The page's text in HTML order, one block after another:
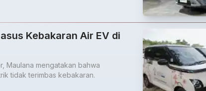
Kebakaran Air EV di
Maulana mengatakan bahwa
tidak terimbas kebakaran.